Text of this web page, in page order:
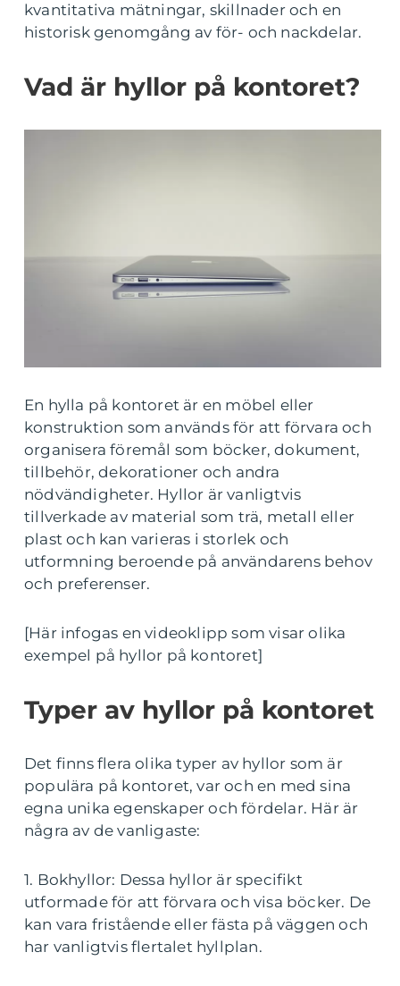
kvantitativa mätningar, skillnader och en
historisk genomgång av för- och nackdelar.
Vad är hyllor på kontoret?
En hylla på kontoret är en möbel eller
konstruktion som används för att förvara och
organisera föremål som böcker, dokument,
tillbehör, dekorationer och andra
nödvändigheter. Hyllor är vanligtvis
tillverkade av material som trä, metall eller
plast och kan varieras i storlek och
utformning beroende på användarens behov
och preferenser.
[Här infogas en videoklipp som visar olika
exempel på hyllor på kontoret]
Typer av hyllor på kontoret
Det finns flera olika typer av hyllor som är
populära på kontoret, var och en med sina
egna unika egenskaper och fördelar. Här är
några av de vanligaste:
1. Bokhyllor: Dessa hyllor är specifikt
utformade för att förvara och visa böcker. De
kan vara fristående eller fästa på väggen och
har vanligtvis flertalet hyllplan.